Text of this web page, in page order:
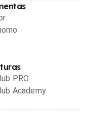
PRO
Academy